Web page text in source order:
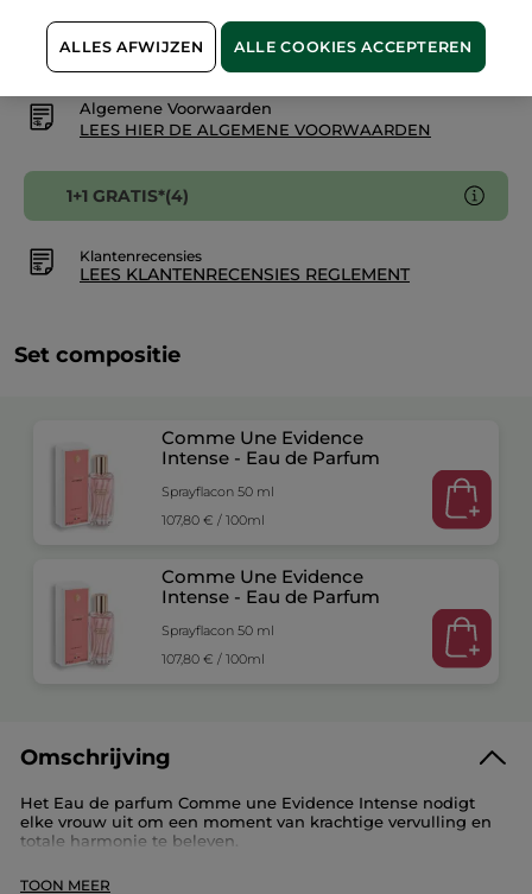
Veilige betaling
Niet tevreden? Geld terug!
Algemene Voorwaarden
LEES HIER DE ALGEMENE VOORWAARDEN
1+1 GRATIS*(4)
Klantenrecensies
LEES KLANTENRECENSIES REGLEMENT
Set compositie
Comme Une Evidence
Intense - Eau de Parfum
Sprayflacon 50 ml
107,80 € / 100ml
Comme Une Evidence
Intense - Eau de Parfum
Sprayflacon 50 ml
107,80 € / 100ml
Omschrijving
Het Eau de parfum Comme une Evidence Intense nodigt
elke vrouw uit om een moment van krachtige vervulling en
totale harmonie te beleven.
Damascusroos en de weelderige noten van Jasmijn
TOON MEER
ALLES AFWIJZEN ALLE COOKIES ACCEPTEREN